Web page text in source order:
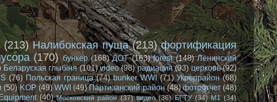
(213) Налибокская пуща (213) фортификация
(170) бункер (168) ДОТ (163) forest (148) Ленинский
Беларуская глыбіня (101) video (98) радиация (93) церковь (92)
(76) Польская граница (74) bunker WWI (71) Укрепрайон (68)
(50) KOP (49) WWI (49) Партизанский район (48) фотоотчет (48)
(40) Московский район (37) видео (36) БГТУ (34) М1 (34)